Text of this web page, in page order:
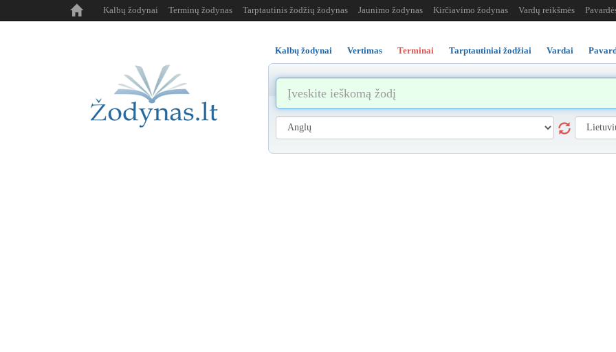
Kalbų žodynai Terminų žodynas Tarptautinis žodžių žodynas Jaunimo žodynas Kirčiavimo žodynas Vardų reikšmės
Kalbų žodynai Vertimas Terminai Tarptautiniai žodžiai Vardai